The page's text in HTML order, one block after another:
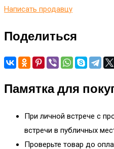
Написать продавцу
Поделиться
Памятка для
При личной встрече с
встречи в публичных
Проверьте товар до